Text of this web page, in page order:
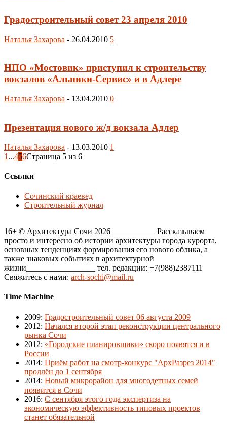
Градостроительный совет 23 апреля 2010
Наталья Захарова - 26.04.2010 5
НПО «Мостовик» приступил к строительству
вокзалов «Альпики-Сервис» и в Адлере
Наталья Захарова - 13.04.2010 0
Презентация нового ж/д вокзала Адлер
Наталья Захарова - 13.03.2010 1
1 ...456Страница 5 из 6
Ссылки
Сочинский краевед
Строительный журнал
16+ © Архитектура Сочи 2026___________ Рассказываем
просто и интересно об истории архитектуры города курорта,
основных тенденциях формирования его нового облика, а
также знаковых событиях в архитектурной
жизни_________________ тел. редакции: +7(988)2387111
Свяжитесь с нами: arch-sochi@mail.ru
Time Machine
2009: Градостроительный совет 06 августа 2009
2012: Начался второй этап реконструкции центрального
рынка Сочи
2012: «Городские планировщики» скоро появятся и в
России
2014: Приём работ на смотр-конкурс "АрхРазрез 2014"
продлён до 1 сентября
2014: Новый микрорайон для многодетных семей
появится в Сочи
2016: С сентября этого года экспертиза на
экономическую эффективность типовых проектов
станет обязательной